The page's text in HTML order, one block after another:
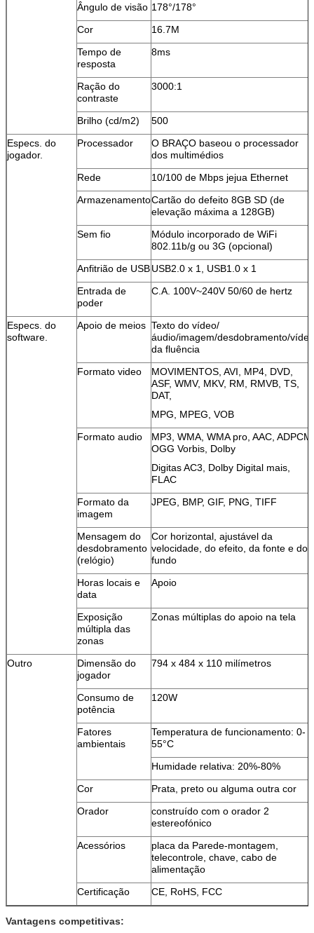
Ângulo de visão 178°/178°
Cor
16.7M
Tempo de
resposta
8ms
Ração do
contraste
3000:1
Brilho (cd/m2)
500
Especs. do
jogador.
Processador
O BRAÇO baseou o processador
dos multimédios
Rede
10/100 de Mbps jejua Ethernet
ArmazenamentoCartão do defeito 8GB SD (de
elevação máxima a 128GB)
Sem fio
Módulo incorporado de WiFi
802.11b/g ou 3G (opcional)
Anfitrião de USBUSB2.0 x 1, USB1.0 x 1
Entrada de
poder
C.A. 100V~240V 50/60 de hertz
Especs. do
software.
Apoio de meios Texto do vídeo/
áudio/imagem/desdobramento/vídeo
da fluência
Formato video
MOVIMENTOS, AVI, MP4, DVD,
ASF, WMV, MKV, RM, RMVB, TS,
DAT,
MPG, MPEG, VOB
Formato audio
MP3, WMA, WMA pro, AAC, ADPCM,
OGG Vorbis, Dolby
Digitas AC3, Dolby Digital mais,
FLAC
Formato da
imagem
JPEG, BMP, GIF, PNG, TIFF
Mensagem do
desdobramento
(relógio)
Cor horizontal, ajustável da
velocidade, do efeito, da fonte e do
fundo
Horas locais e
data
Apoio
Exposição
múltipla das
zonas
Zonas múltiplas do apoio na tela
Outro
Dimensão do
jogador
794 x 484 x 110 milímetros
Consumo de
potência
120W
Fatores
ambientais
Temperatura de funcionamento: 0-
55°C
Humidade relativa: 20%-80%
Cor
Prata, preto ou alguma outra cor
Orador
construído com o orador 2
estereofónico
Acessórios
placa da Parede-montagem,
telecontrole, chave, cabo de
alimentação
Certificação
CE, RoHS, FCC
Vantagens competitivas: